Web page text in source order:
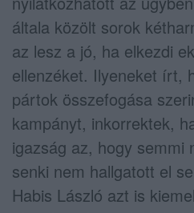
általa közölt sorok
az lesz a jó, ha elkezdi
ellenzéket. Ilyeneket írt,
pártok összefogása
kampányt, inkorrektek,
igazság az, hogy semmi
senki nem hallgatott el
Habis László azt is